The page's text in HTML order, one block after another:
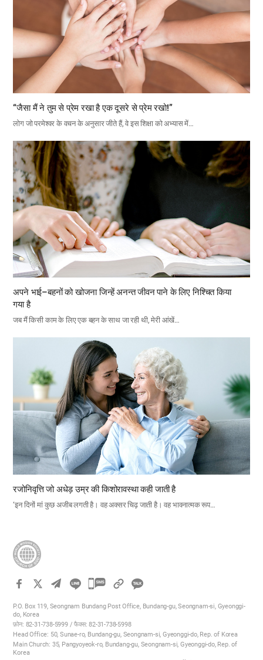
“जैसा मैं ने तुम से प्रेम रखा है एक दूसरे से प्रेम रखो!”
लोग जो परमेश्वर के वचन के अनुसार जीते हैं, वे इस शिक्षा को अभ्यास में…
अपने भाई–बहनों को खोजना जिन्हें अनन्त जीवन पाने के लिए निश्चित किया
गया है
जब मैं किसी काम के लिए एक बहन के साथ जा रही थी, मेरी आंखें…
रजोनिवृत्ति जो अधेड़ उम्र की किशोरावस्था कही जाती है
‘इन दिनों मां कुछ अजीब लगती है। वह अक्सर चिढ़ जाती है। वह भावनात्मक रूप…
카
오
톡
공
P.O. Box 119, Seongnam Bundang Post Office, Bundang-gu, Seongnam-si, Gyeonggi-
do, Korea
फ़ोन: 82-31-738-5999 / फैक्स: 82-31-738-5998
Head Office: 50, Sunae-ro, Bundang-gu, Seongnam-si, Gyeonggi-do, Rep. of Korea
Main Church: 35, Pangyoyeok-ro, Bundang-gu, Seongnam-si, Gyeonggi-do, Rep. of
Korea